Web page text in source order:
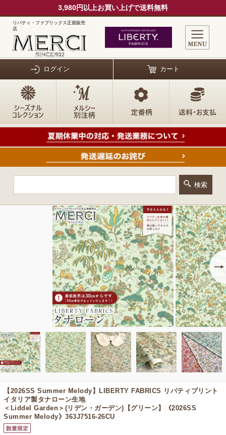
3,980円以上お買い上げで送料無料
リバティ・ファブリックス正規販売
店
ログイン カート
【2026SS Summer Melody】LIBERTY FABRICS リバティプリント
イタリア製タナローン生地
＜Liddel Garden＞(リデン・ガーデン)【グリーン】《2026SS
Summer Melody》363J7516-26CU